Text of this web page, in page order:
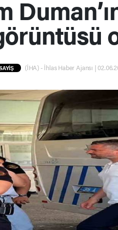
(İHA) - İhlas Haber Ajansı |